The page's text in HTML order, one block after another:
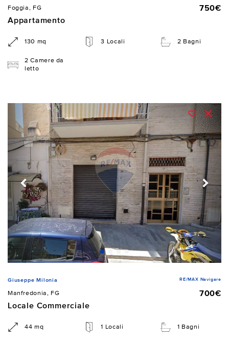
Foggia, FG
750€
Appartamento
130 mq 3 Locali 2 Bagni
2 Camere da
letto
Giuseppe Milonia RE/MAX Navigare
Manfredonia, FG
700€
Locale Commerciale
44 mq 1 Locali 1 Bagni